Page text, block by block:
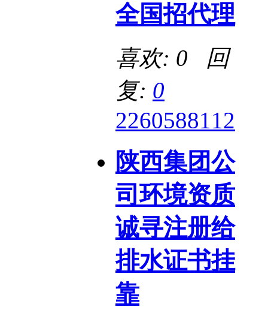
全国招代理
喜欢: 0 回
复: 0
2260588112
陕西集团公
司环境资质
诚寻注册给
排水证书挂
靠